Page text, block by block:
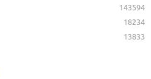
143594
18234
13833